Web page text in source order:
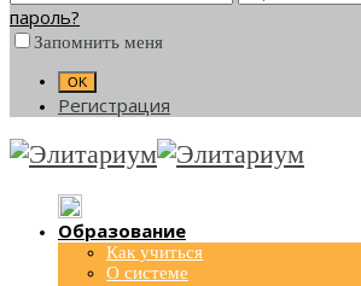
пароль?
Запомнить меня
Регистрация
Образование
Как учиться
О системе